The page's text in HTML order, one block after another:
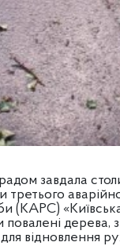
завдала
третього
(КАРС)
дерева,
для відновлення